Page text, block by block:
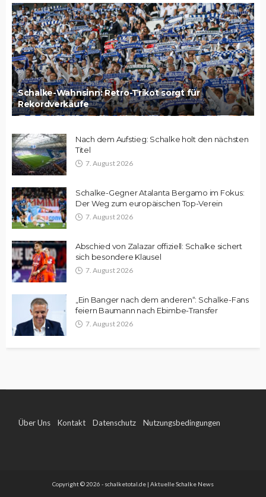
Schalke-Wahnsinn: Retro-Trikot sorgt für
Rekordverkäufe
Nach dem Aufstieg: Schalke holt den nächsten
Titel
7. August 2026
Schalke-Gegner Atalanta Bergamo im Fokus:
Der Weg zum europäischen Top-Verein
7. August 2026
Abschied von Zalazar offiziell: Schalke sichert
sich besondere Klausel
7. August 2026
„Ein Banger nach dem anderen“: Schalke-Fans
feiern Baumann nach Ebimbe-Transfer
7. August 2026
Über Uns Kontakt Datenschutz Nutzungsbedingungen
Copyright © 2026 - schalketotal.de | Aktuelle Schalke News